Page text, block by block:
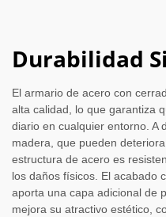
Durabilidad
El armario de acero con
alta calidad, lo que garantiza
diario en cualquier entorno. A
madera, que pueden
estructura de acero es
los daños físicos. El acabado
aporta una capa adicional de
mejora su atractivo estético,